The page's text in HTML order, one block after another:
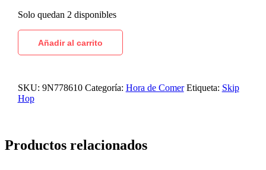
Solo quedan 2 disponibles
Añadir al carrito
SKU: 9N778610 Categoría: Hora de Comer Etiqueta: Skip
Hop
Productos relacionados